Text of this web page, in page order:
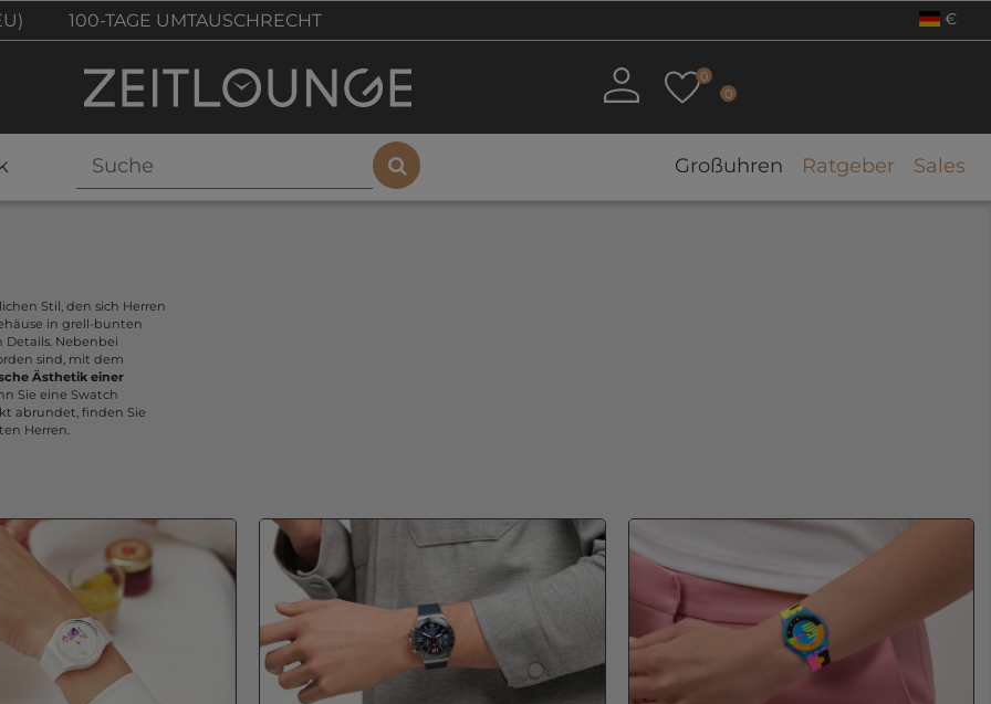
100-TAGE UMTAUSCHRECHT €
0
0
Großuhren Ratgeber Sales
Stil, den sich Herren
in grell-bunten
Nebenbei
sind, mit dem
Ästhetik einer
Sie eine Swatch
abrundet, finden Sie
Herren.